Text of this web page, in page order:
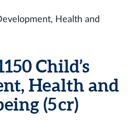
Health and
Child’s
Health and
(5 cr)